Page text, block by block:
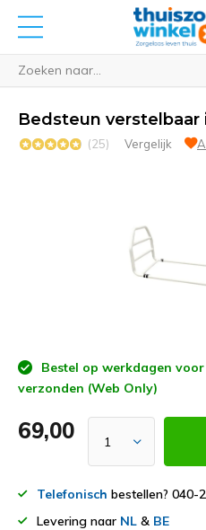
Bedsteun verstelbaar
(25) Vergelijk
Bestel op werkdagen
verzonden (Web Only)
69,00
Telefonisch bestellen? 040-
Levering naar NL & BE